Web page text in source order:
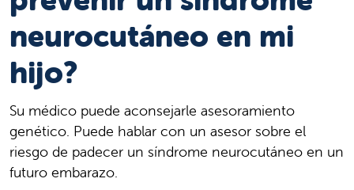
neurocutáneo en mi
hijo?
Su médico puede aconsejarle asesoramiento
genético. Puede hablar con un asesor sobre el
riesgo de padecer un síndrome neurocutáneo en un
futuro embarazo.